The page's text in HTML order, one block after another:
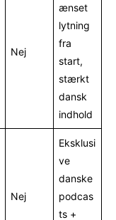
Nej
ænset
lytning
fra
start,
stærkt
dansk
indhold
Nej
Eksklusi
ve
danske
podcas
ts +